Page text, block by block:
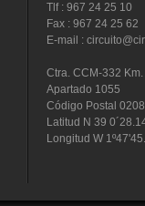
Tlf : 967 24 25 10
Fax : 967 24 25 62
E-mail :
Ctra. CCM-332
Apartado 1055
Código Postal
Latitud N 39
Longitud W